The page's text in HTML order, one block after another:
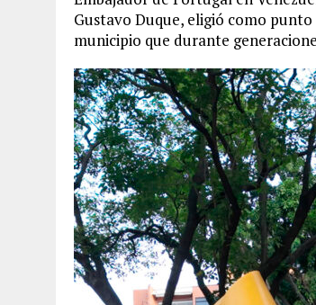
Gustavo Duque, eligió como
municipio que durante